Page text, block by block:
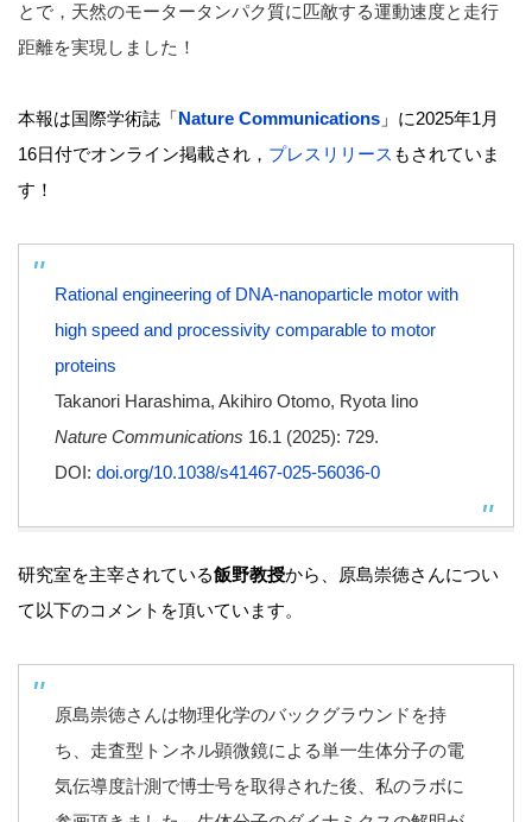
とで，天然のモータータンパク質に匹敵する運動速度と走行
距離を実現しました！
本報は国際学術誌「Nature Communications 」に2025年1月
16日付でオンライン掲載され， プレスリリース もされていま
す！
Rational engineering of DNA-nanoparticle motor with
high speed and processivity comparable to motor
proteins
Takanori Harashima, Akihiro Otomo, Ryota Iino
Nature Communications 16.1 (2025): 729.
DOI: doi.org/10.1038/s41467-025-56036-0
研究室を主宰されている飯野教授から、原島崇徳さんについ
て以下のコメントを頂いています。
原島崇徳さんは物理化学のバックグラウンドを持
ち、走査型トンネル顕微鏡による単一生体分子の電
気伝導度計測で博士号を取得された後、私のラボに